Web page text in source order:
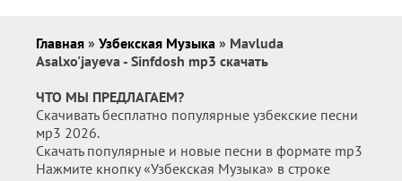
Главная » Узбекская Музыка » Mavluda
Asalxo'jayeva - Sinfdosh mp3 скачать
ЧТО МЫ ПРЕДЛАГАЕМ?
Скачивать бесплатно популярные узбекские песни
мр3 2026.
Скачать популярные и новые песни в формате mp3
Нажмите кнопку «Узбекская Музыка» в строке